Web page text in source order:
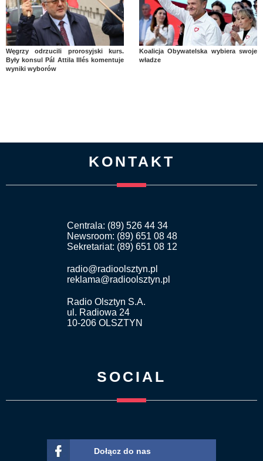
Węgrzy odrzucili prorosyjski kurs.
Były konsul Pál Attila Illés komentuje
wyniki wyborów
Koalicja Obywatelska wybiera swoje
władze
KONTAKT
Centrala: (89) 526 44 34
Newsroom: (89) 651 08 48
Sekretariat: (89) 651 08 12
radio@radioolsztyn.pl
reklama@radioolsztyn.pl
Radio Olsztyn S.A.
ul. Radiowa 24
10-206 OLSZTYN
SOCIAL
Dołącz do nas